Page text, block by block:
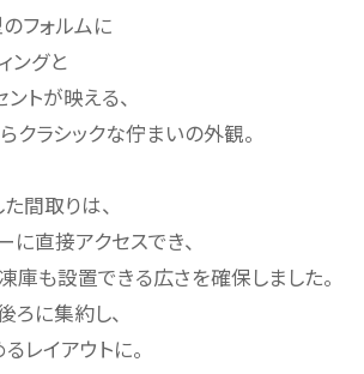
フォルムに
ングと
トが映える、
クラシックな佇まいの外観。
間取りは、
に直接アクセスでき、
庫も設置できる広さを確保しました。
ろに集約し、
レイアウトに。